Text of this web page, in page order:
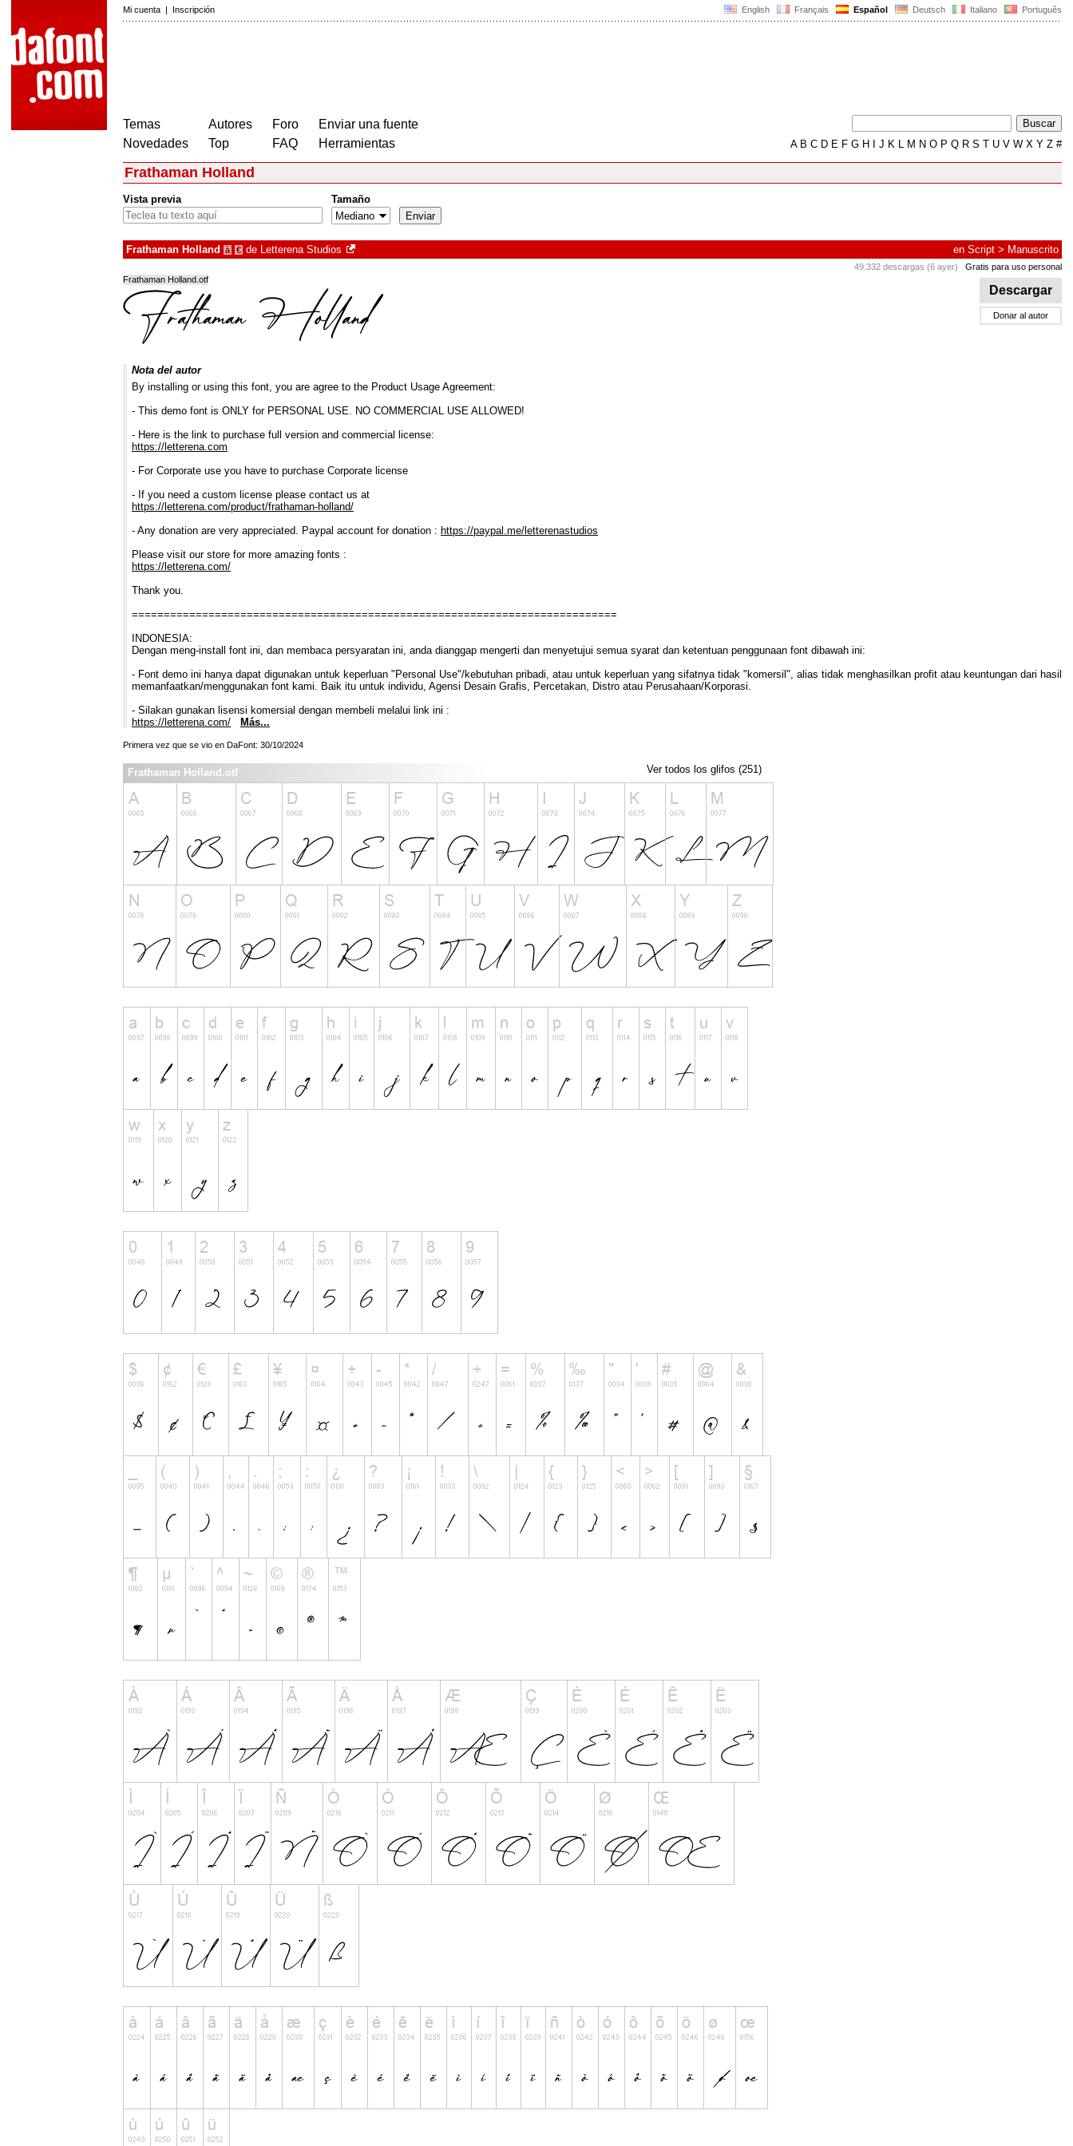
English Français Español Deutsch Italiano Português
Mi cuenta | Inscripción
Temas
Novedades
Autores
Top
Foro
FAQ
Enviar una fuente
Herramientas
AB C D E F G H J K L M N O P Q R S T U V W X Y Z #
Frathaman Holland
Vista previa Tamaño
Frathaman Holland à € de Letterena Studios en Script > Manuscrito
49.332 descargas (6 ayer) Gratis para uso personal
Descargar
Donar al autor
Frathaman Holland.otf
Nota del autor
By installing or using this font, you are agree to the Product Usage Agreement:
- This demo font is ONLY for PERSONAL USE. NO COMMERCIAL USE ALLOWED!
- Here is the link to purchase full version and commercial license:
https://letterena.com
- For Corporate use you have to purchase Corporate license
- If you need a custom license please contact us at
https://letterena.com/product/frathaman-holland/
- Any donation are very appreciated. Paypal account for donation : https://paypal.me/letterenastudios
Please visit our store for more amazing fonts :
https://letterena.com/
Thank you.
============================================================================
INDONESIA:
Dengan meng-install font ini, dan membaca persyaratan ini, anda dianggap mengerti dan menyetujui semua syarat dan ketentuan penggunaan font dibawah ini:
- Font demo ini hanya dapat digunakan untuk keperluan "Personal Use"/kebutuhan pribadi, atau untuk keperluan yang sifatnya tidak "komersil", alias tidak menghasilkan profit atau keuntungan dari hasil
memanfaatkan/menggunakan font kami. Baik itu untuk individu, Agensi Desain Grafis, Percetakan, Distro atau Perusahaan/Korporasi.
- Silakan gunakan lisensi komersial dengan membeli melalui link ini :
https://letterena.com/
Más...
Primera vez que se vio en DaFont: 30/10/2024
Ver todos los glifos (251)
Frathaman Holland.otf